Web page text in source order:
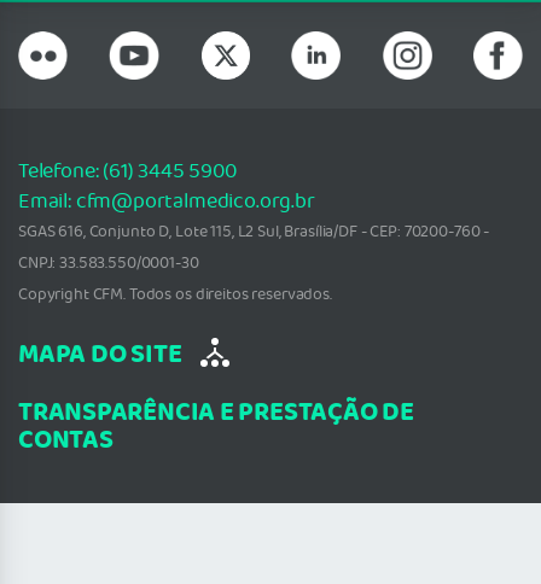
Telefone: (61) 3445 5900
Email: cfm@portalmedico.org.br
SGAS 616, Conjunto D, Lote 115, L2 Sul, Brasília/DF - CEP: 70200-760 -
CNPJ: 33.583.550/0001-30
Copyright CFM. Todos os direitos reservados.
MAPA DO SITE
TRANSPARÊNCIA E PRESTAÇÃO DE
CONTAS